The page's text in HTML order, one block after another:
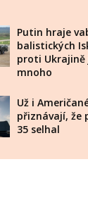
Putin hraje
balistických
proti Ukrajině
mnoho
Už i
přiznávají, že
35 selhal